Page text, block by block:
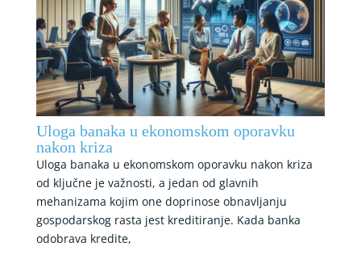
Uloga banaka u ekonomskom oporavku
nakon kriza
Uloga banaka u ekonomskom oporavku nakon kriza
od ključne je važnosti, a jedan od glavnih
mehanizama kojim one doprinose obnavljanju
gospodarskog rasta jest kreditiranje. Kada banka
odobrava kredite,